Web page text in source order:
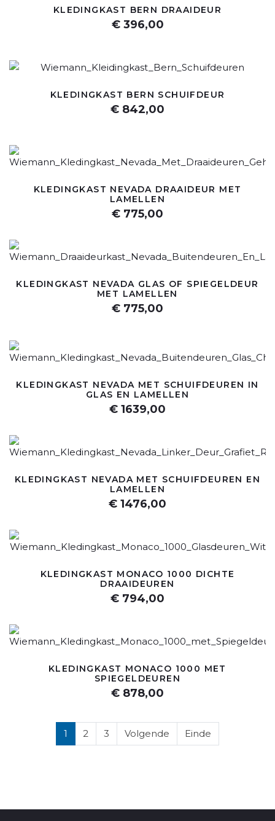
KLEDINGKAST BERN DRAAIDEUR
€ 396,00
KLEDINGKAST BERN SCHUIFDEUR
€ 842,00
KLEDINGKAST NEVADA DRAAIDEUR MET
LAMELLEN
€ 775,00
KLEDINGKAST NEVADA GLAS OF SPIEGELDEUR
MET LAMELLEN
€ 775,00
KLEDINGKAST NEVADA MET SCHUIFDEUREN IN
GLAS EN LAMELLEN
€ 1639,00
KLEDINGKAST NEVADA MET SCHUIFDEUREN EN
LAMELLEN
€ 1476,00
KLEDINGKAST MONACO 1000 DICHTE
DRAAIDEUREN
€ 794,00
KLEDINGKAST MONACO 1000 MET
SPIEGELDEUREN
€ 878,00
1 2 3 Volgende Einde